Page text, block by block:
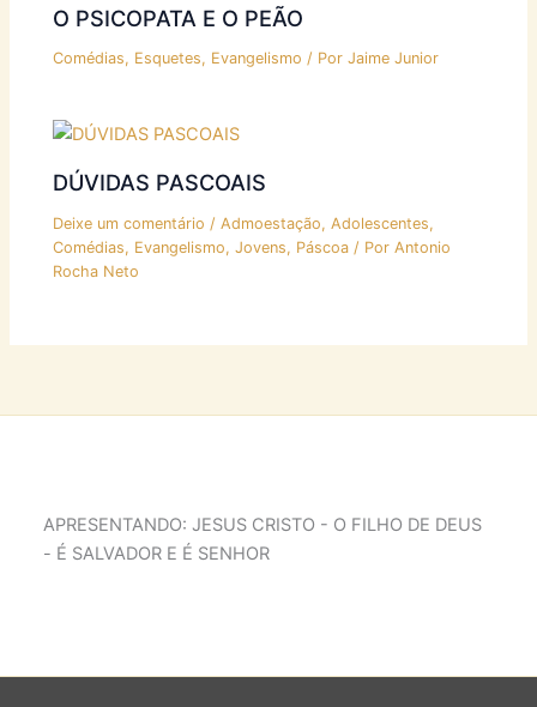
O PSICOPATA E O PEÃO
Comédias, Esquetes, Evangelismo / PorJaime Junior
DÚVIDAS PASCOAIS
Deixe um comentário /Admoestação,Adolescentes,
Comédias, Evangelismo,Jovens, Páscoa / PorAntonio
Rocha Neto
APRESENTANDO: JESUS CRISTO - O FILHO DE DEUS
- É SALVADOR E É SENHOR